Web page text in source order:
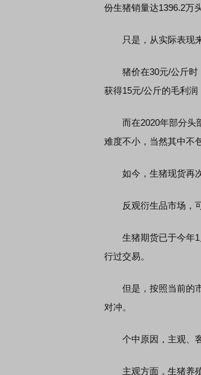
份生猪销量达1396.2万
只是，从实际表现来
猪价在30元/公斤时，
获得15元/公斤的毛利润
而在2020年部分头部
难度不小，当然其中不
如今，生猪现货再次
反观衍生品市场，可
生猪期货已于今年1
行过交易。
但是，按照当前的市
对冲。
个中原因，主观、客
主观方面，生猪养殖